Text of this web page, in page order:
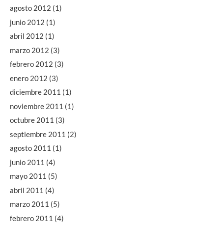
agosto 2012 (1)
junio 2012 (1)
abril 2012 (1)
marzo 2012 (3)
febrero 2012 (3)
enero 2012 (3)
diciembre 2011 (1)
noviembre 2011 (1)
octubre 2011 (3)
septiembre 2011 (2)
agosto 2011 (1)
junio 2011 (4)
mayo 2011 (5)
abril 2011 (4)
marzo 2011 (5)
febrero 2011 (4)